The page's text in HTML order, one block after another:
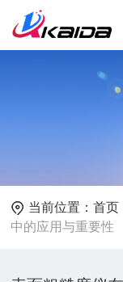
当前位置：首页
中的应用与重要性